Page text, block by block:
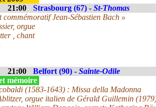
21:00
Strasbourg (67) - St-Thomas
commémoratif Jean-Sébastien Bach »
orgue
, chant
21:00 Belfort (90) - Sainte-Odile
mémoire
(1583-1643) : Missa della Madonna
orgue italien de Gérald Guillemin